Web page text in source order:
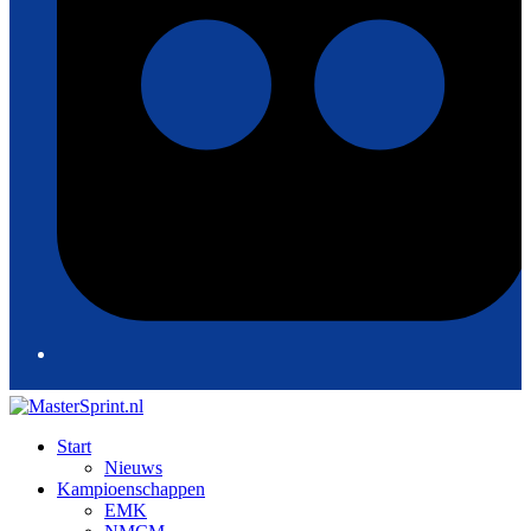
Start
Nieuws
Kampioenschappen
EMK